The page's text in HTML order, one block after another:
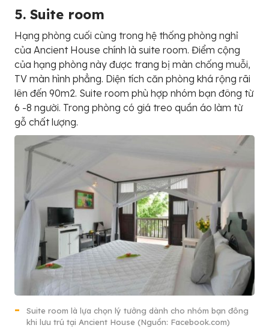
5. Suite room
Hạng phòng cuối cùng trong hệ thống phòng nghỉ
của Ancient House chính là suite room. Điểm cộng
của hạng phòng này được trang bị màn chống muỗi,
TV màn hình phẳng. Diện tích căn phòng khá rộng rãi
lên đến 90m2. Suite room phù hợp nhóm bạn đông từ
6 -8 người. Trong phòng có giá treo quần áo làm từ
gỗ chất lượng.
Suite room là lựa chọn lý tưởng dành cho nhóm bạn đông
khi lưu trú tại Ancient House (Nguồn: Facebook.com)